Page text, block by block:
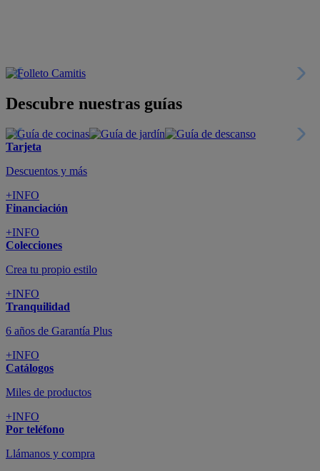
Descubre nuestras guías
Tarjeta
Descuentos y más
+INFO
Financiación
+INFO
Colecciones
Crea tu propio estilo
+INFO
Tranquilidad
6 años de Garantía Plus
+INFO
Catálogos
Miles de productos
+INFO
Por teléfono
Llámanos y compra